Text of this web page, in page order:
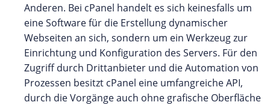
Anderen. Bei cPanel handelt es sich keinesfalls um
eine Software für die Erstellung dynamischer
Webseiten an sich, sondern um ein Werkzeug zur
Einrichtung und Konfiguration des Servers. Für den
Zugriff durch Drittanbieter und die Automation von
Prozessen besitzt cPanel eine umfangreiche API,
durch die Vorgänge auch ohne grafische Oberfläche